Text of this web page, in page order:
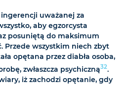
uważanej za
aby egzorcysta
posuniętą do maksimum
Przede wszystkim niech zbyt
opętana przez diabła osoba,
zwłaszcza psychiczną32.
iż zachodzi opętanie, gdy